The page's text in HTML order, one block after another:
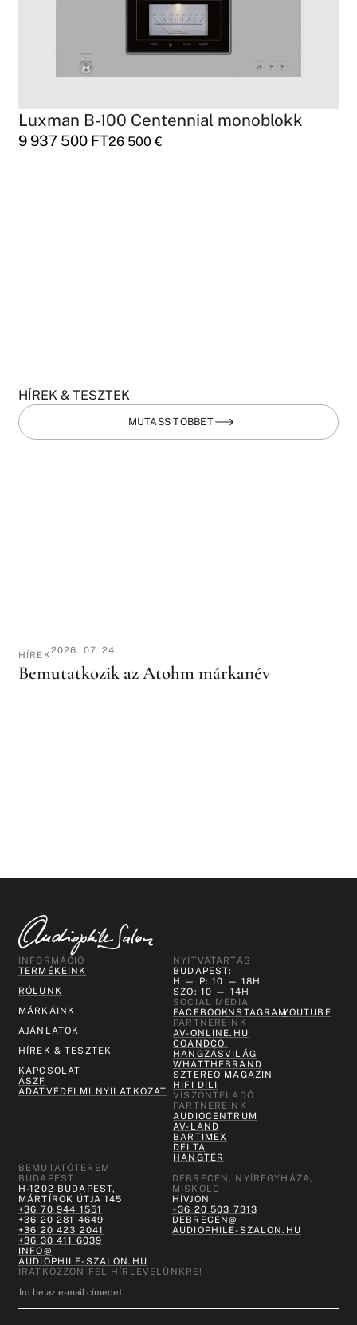
Luxman B-100 Centennial monoblokk
9 937 500 FT26 500€
HÍREK & TESZTEK
MUTASS TÖBBET
HÍREK2026. 07. 24.
Bemutatkozik az Atohm márkanév
INFORMÁCIÓ
TERMÉKEINK
RÓLUNK
MÁRKÁINK
AJÁNLATOK
HÍREK & TESZTEK
KAPCSOLAT
ÁSZF
ADATVÉDELMI NYILATKOZAT
NYITVATARTÁS
BUDAPEST:
H — P: 10 — 18H
SZO: 10 — 14H
SOCIAL MEDIA
FACEBOOKINSTAGRAMYOUTUBE
PARTNEREINK
AV-ONLINE.HU
COANDCO.
HANGZÁSVILÁG
WHATTHEBRAND
SZTEREO MAGAZIN
HIFI DILI
VISZONTELADÓ
PARTNEREINK
AUDIOCENTRUM
AV-LAND
BARTIMEX
DELTA
HANGTÉR
BEMUTATÓTEREM
BUDAPEST
H-1202 BUDAPEST,
MÁRTÍROK ÚTJA 145
+36 70 944 1551
+36 20 281 4649
+36 20 423 2041
+36 30 411 6039
INFO@
AUDIOPHILE-SZALON.HU
DEBRECEN, NYÍREGYHÁZA,
MISKOLC
HÍVJON
+36 20 503 7313
DEBRECEN@
AUDIOPHILE-SZALON.HU
IRATKOZZON FEL HÍRLEVELÜNKRE!